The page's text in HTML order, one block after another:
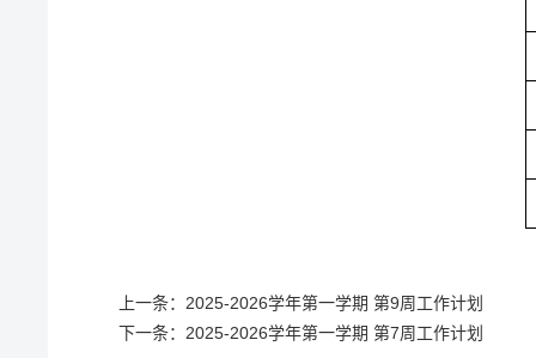
上一条： 2025-2026学年第一学期 第9周工作计划
下一条： 2025-2026学年第一学期 第7周工作计划